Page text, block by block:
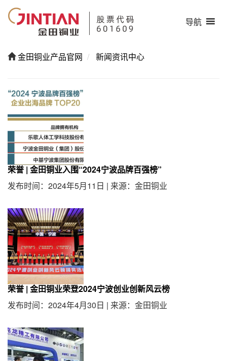
导航
金田铜业产品官网 新闻资讯中心
荣誉 | 金田铜业入围“2024宁波品牌百强榜”
发布时间：2024年5月11日 | 来源：金田铜业
荣誉 | 金田铜业荣登2024宁波创业创新风云榜
发布时间：2024年4月30日 | 来源：金田铜业